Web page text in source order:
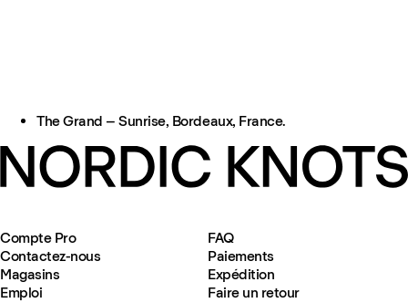
The Grand – Sunrise, Bordeaux, France.
Compte Pro
Contactez-nous
Magasins
Emploi
FAQ
Paiements
Expédition
Faire un retour